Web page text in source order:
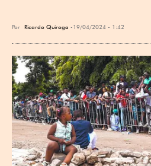
Por Ricardo Quiroga 19/04/2024 - 1:42